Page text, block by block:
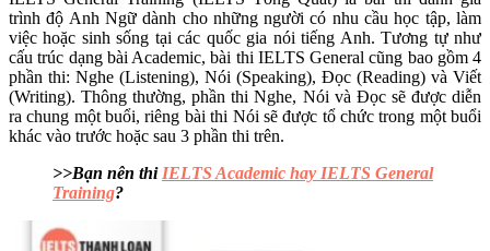
trình độ Anh Ngữ dành cho những người có nhu cầu học tập, làm
việc hoặc sinh sống tại các quốc gia nói tiếng Anh. Tương tự như
cấu trúc dạng bài Academic, bài thi IELTS General cũng bao gồm 4
phần thi: Nghe (Listening), Nói (Speaking), Đọc (Reading) và Viết
(Writing). Thông thường, phần thi Nghe, Nói và Đọc sẽ được diễn
ra chung một buổi, riêng bài thi Nói sẽ được tổ chức trong một buổi
khác vào trước hoặc sau 3 phần thi trên.
>>Bạn nên thi IELTS Academic hay IELTS General
Training?